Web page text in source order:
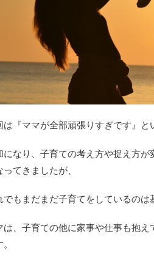
は『ママが全部頑張りすぎです』と
になり、子育ての考え方や捉え方
ってきましたが、
でもまだまだ子育てをしているのは
は、子育ての他に家事や仕事も抱